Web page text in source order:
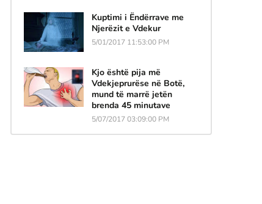
Kuptimi i Ëndërrave me
Njerëzit e Vdekur
5/01/2017 11:53:00 PM
Kjo është pija më
Vdekjeprurëse në Botë,
mund të marrë jetën
brenda 45 minutave
5/07/2017 03:09:00 PM